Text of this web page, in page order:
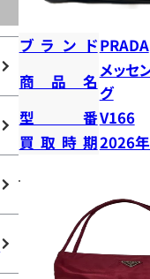
ブランドPRADA
商品名
メッセ
グ
型番V166
買取時期2026